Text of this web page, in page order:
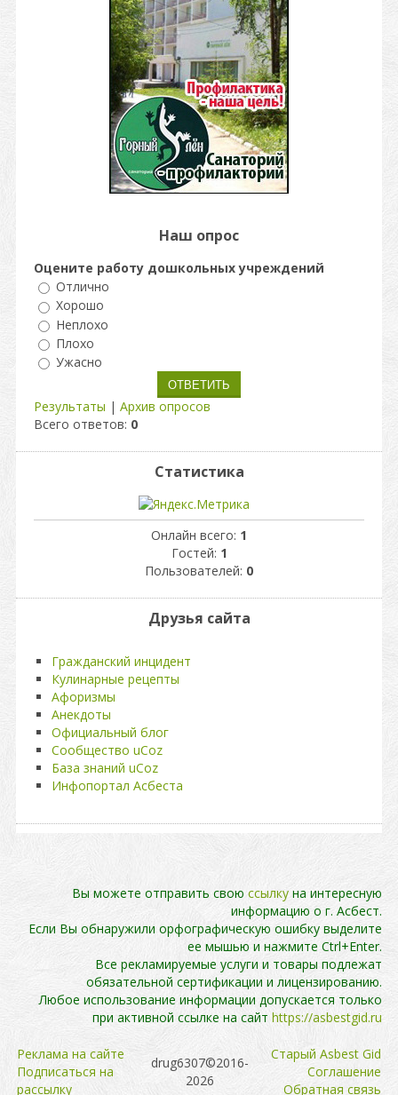
Наш опрос
Оцените работу дошкольных учреждений
Отлично
Хорошо
Неплохо
Плохо
Ужасно
Результаты | Архив опросов
Всего ответов: 0
Статистика
Онлайн всего: 1
Гостей: 1
Пользователей: 0
Друзья сайта
Гражданский инцидент
Кулинарные рецепты
Афоризмы
Анекдоты
Официальный блог
Сообщество uCoz
База знаний uCoz
Инфопортал Асбеста
Вы можете отправить свою ссылку на интересную
информацию о г. Асбест.
Если Вы обнаружили орфографическую ошибку выделите
ее мышью и нажмите Ctrl+Enter.
Все рекламируемые услуги и товары подлежат
обязательной сертификации и лицензированию.
Любое использование информации допускается только
при активной ссылке на сайт https://asbestgid.ru
Реклама на сайте
Подписаться на
рассылку
drug6307©2016-
2026
Cтарый Asbest Gid
Cоглашение
Обратная связь